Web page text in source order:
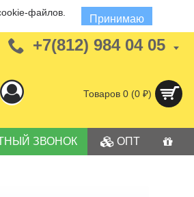
файлов.
Принимаю
+7(812) 984 04 05
Товаров 0 (0 ₽)
ЗВОНОК ОПТ